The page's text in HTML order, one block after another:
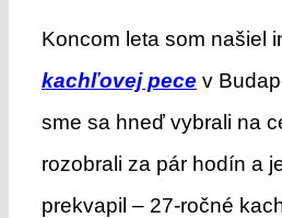
Koncom leta som našiel
kachľovej pece v
sme sa hneď vybrali na
rozobrali za pár hodín a
prekvapil – 27-ročné